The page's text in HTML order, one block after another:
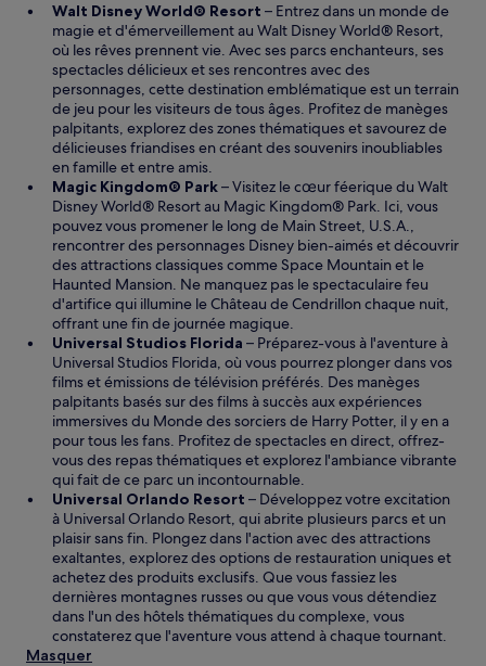
Walt Disney World® Resort – Entrez dans un monde de
magie et d'émerveillement au Walt Disney World® Resort,
où les rêves prennent vie. Avec ses parcs enchanteurs, ses
spectacles délicieux et ses rencontres avec des
personnages, cette destination emblématique est un terrain
de jeu pour les visiteurs de tous âges. Profitez de manèges
palpitants, explorez des zones thématiques et savourez de
délicieuses friandises en créant des souvenirs inoubliables
en famille et entre amis.
Magic Kingdom® Park– Visitez le cœur féerique du Walt
Disney World® Resort au Magic Kingdom® Park. Ici, vous
pouvez vous promener le long de Main Street, U.S.A.,
rencontrer des personnages Disney bien-aimés et découvrir
des attractions classiques comme Space Mountain et le
Haunted Mansion. Ne manquez pas le spectaculaire feu
d'artifice qui illumine le Château de Cendrillon chaque nuit,
offrant une fin de journée magique.
Universal Studios Florida – Préparez-vous à l'aventure à
Universal Studios Florida, où vous pourrez plonger dans vos
films et émissions de télévision préférés. Des manèges
palpitants basés sur des films à succès aux expériences
immersives du Monde des sorciers de Harry Potter, il y en a
pour tous les fans. Profitez de spectacles en direct, offrez-
vous des repas thématiques et explorez l'ambiance vibrante
qui fait de ce parc un incontournable.
Universal Orlando Resort – Développez votre excitation
à Universal Orlando Resort, qui abrite plusieurs parcs et un
plaisir sans fin. Plongez dans l'action avec des attractions
exaltantes, explorez des options de restauration uniques et
achetez des produits exclusifs. Que vous fassiez les
dernières montagnes russes ou que vous vous détendiez
dans l'un des hôtels thématiques du complexe, vous
constaterez que l'aventure vous attend à chaque tournant.
Masquer